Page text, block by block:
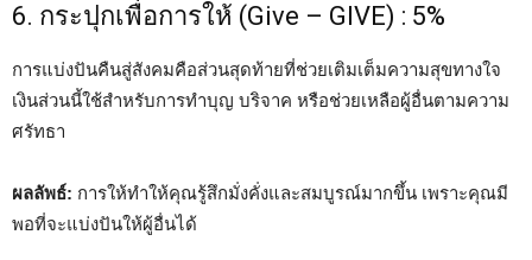
6. กระปุกเพื่อการให้ (Give – GIVE) : 5%
การแบ่งปันคืนสู่สังคมคือส่วนสุดท้ายที่ช่วยเติมเต็มความสุขทางใจ
เงินส่วนนี้ใช้สำหรับการทำบุญ บริจาค หรือช่วยเหลือผู้อื่นตามความ
ศรัทธา
ผลลัพธ์: การให้ทำให้คุณรู้สึกมั่งคั่งและสมบูรณ์มากขึ้น เพราะคุณมี
พอที่จะแบ่งปันให้ผู้อื่นได้